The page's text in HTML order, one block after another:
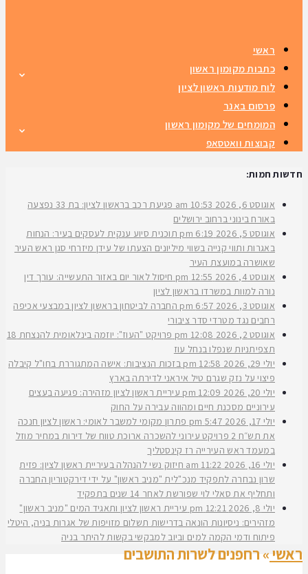
ראשי
כתבות מקומון ראשון
לוח מודעות ראשון לציון
פרסום באנר
המומחים של מקומון ראשון
קבוצות וואטסאפ
חדשות חמות:
אוגוסט 6, 2026 10:53 am
פגיעת רכב בראשון לציון: בת 33 נפצעה
באורח בינוני ברחוב ירושלים
אוגוסט 5, 2026
6:19 pm
תוכנית סיוע ענקית לעסקים בעיר: הנחות
באגרות ותווי קנייה בשווי מיליונים הצעתו של עידן מיזרחי סגן ראש העיר
שאושרה במועצת העיר
אוגוסט 4, 2026
12:55 pm
חיסול לאור יום באזור התעשייה: עורך דין
נורה למוות במשרדו בראשון לציון
אוגוסט 3, 2026
6:57 pm
החברה לביטחון בראשון לציון במבצעי אכיפה
רחבים נגד מטרדי סדר ציבורי
אוגוסט 2, 2026
12:08 pm
פרויקט "העוז": יוזמה בינלאומית להנצחת 18
תצפיתניות שנפלו בנחל עוז
יולי 29, 2026
12:58 pm
בזכות הנציבות: אישה המתגוררת בחו"ל קיבלה
פיצוי על נזק שגרם טיל איראני לדירתה בארץ
יולי 20, 2026
12:09 pm
עיריית ראשון לציון מזהירה: פגיעה בעצים
עירוניים מסכנת חיים ומהווה עבירה על החוק
יולי 17, 2026
5:47 pm
פתרון מקומי למשבר לאומי: ראשון לציון חנכה
את תש״ח 2 פרויקט עירוני להשכרה ארוכת טווח של דירות במחיר מוזל
במעמד ראש העירייה רז קינסטליך
יולי 16, 2026
11:22 am
חיזוק נשי להנהלה בעיריית ראשון לציון: פזית
שרון נבחרה לתפקיד מנכ"לית "מניב ראשון" על ידי דירקטוריון החברה
ותחליף את סאלי לוי שפורשת לאחר 14 שנים בתפקיד
יולי 8, 2026
12:21 pm
עיריית ראשון לציון ותאגיד המים "מניב ראשון"
מזהירים: ניסיונות הונאה בדרישות תשלום מזויפות של אגרות בניה, היטלי
פיתוח ודמי הקמה למים וביוב למבקשי בקשות להיתר בניה
ראשי» רחפנים לשרות התושבים